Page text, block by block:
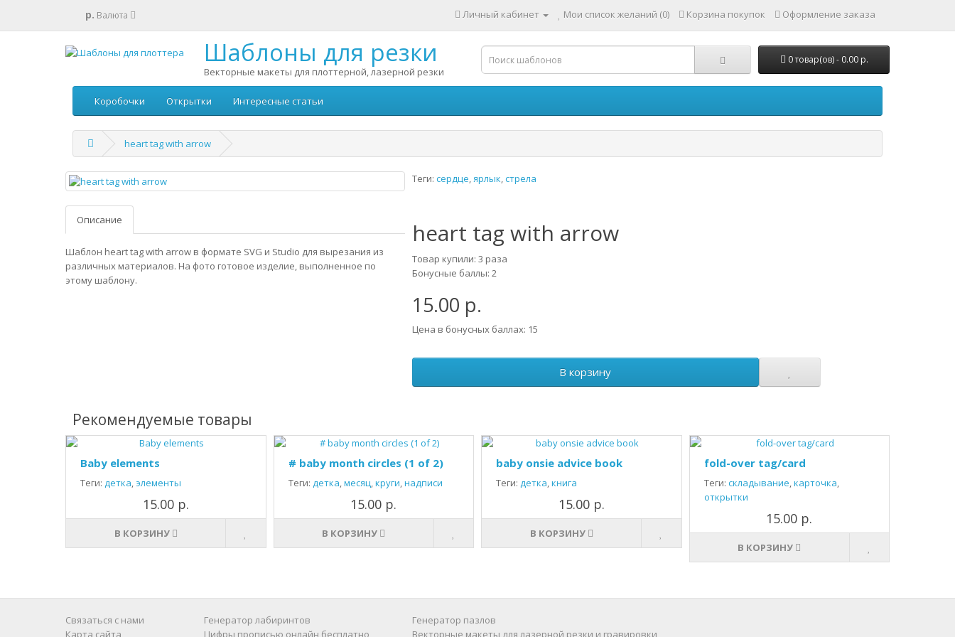
р. Валюта Личный кабинет Мои список желаний (0) Корзина покупок Оформление заказа
Шаблоны для резки
Векторные макеты для плоттерной, лазерной резки
0 товар(ов) - 0.00 р.
Коробочки Открытки Интересные статьи
heart tag with arrow
Описание
Шаблон heart tag with arrow в формате SVG и Studio для вырезания из
различных материалов. На фото готовое изделие, выполненное по
этому шаблону.
Теги: сердце,ярлык,стрела
heart tag with arrow
Товар купили: 3 раза
Бонусные баллы: 2
15.00 р.
Цена в бонусных баллах: 15
В корзину
Рекомендуемые товары
Baby elements
Теги: детка, элементы
15.00 р.
В КОРЗИНУ
# baby month circles (1 of 2)
Теги: детка,месяц,круги,надписи
15.00 р.
В КОРЗИНУ
baby onsie advice book
Теги: детка,книга
15.00 р.
В КОРЗИНУ
fold-over tag/card
Теги: складывание,карточка,
открытки
15.00 р.
В КОРЗИНУ
Связаться с нами
Карта сайта
Генератор лабиринтов
Цифры прописью онлайн бесплатно
Генератор пазлов
Векторные макеты для лазерной резки и гравировки